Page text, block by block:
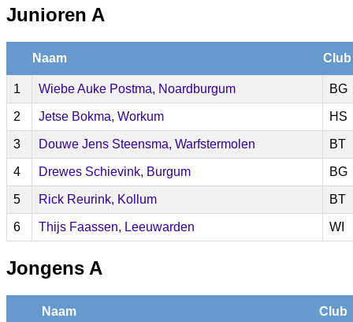
Junioren A
Naam Club
1 Wiebe Auke Postma, Noardburgum BG
2 Jetse Bokma, Workum HS
3 Douwe Jens Steensma, Warfstermolen BT
4 Drewes Schievink, Burgum BG
5 Rick Reurink, Kollum BT
6 Thijs Faassen, Leeuwarden WI
Jongens A
Naam Club